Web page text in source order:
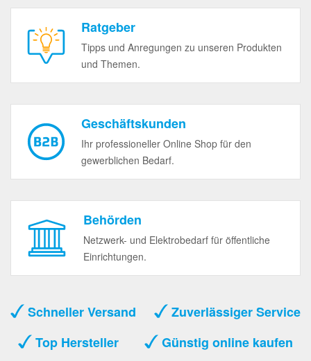
Ratgeber
Tipps und Anregungen zu unseren Produkten
und Themen.
Geschäftskunden
Ihr professioneller Online Shop für den
gewerblichen Bedarf.
Behörden
Netzwerk- und Elektrobedarf für öffentliche
Einrichtungen.
Schneller Versand
Zuverlässiger Service
Top Hersteller
Günstig online kaufen